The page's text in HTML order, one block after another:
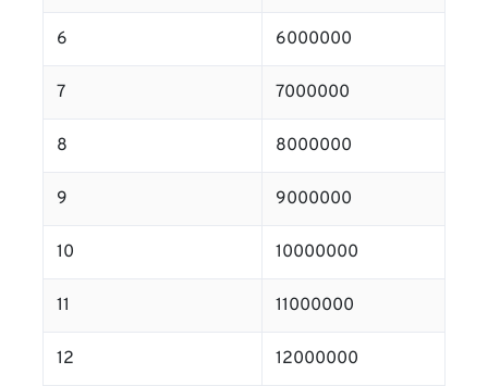
6 6000000
7 7000000
8 8000000
9 9000000
10 10000000
11 11000000
12 12000000